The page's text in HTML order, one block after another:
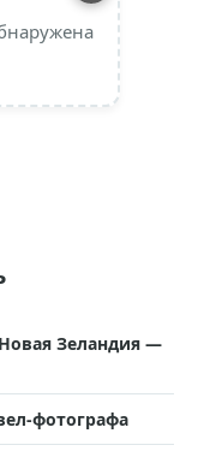
Зеландия —
фотографа